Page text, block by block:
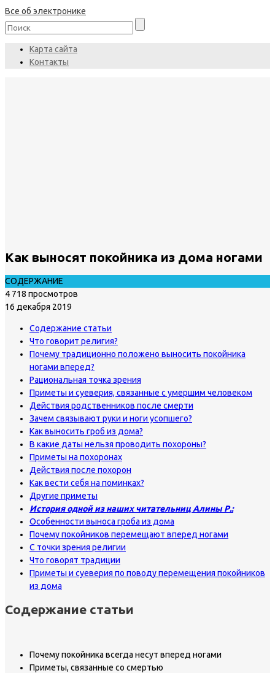
Все об электронике
Карта сайта
Контакты
Как выносят покойника из дома ногами
СОДЕРЖАНИЕ
4 718 просмотров
16 декабря 2019
Содержание статьи
Что говорит религия?
Почему традиционно положено выносить покойника
ногами вперед?
Рациональная точка зрения
Приметы и суеверия, связанные с умершим человеком
Действия родственников после смерти
Зачем связывают руки и ноги усопшего?
Как выносить гроб из дома?
В какие даты нельзя проводить похороны?
Приметы на похоронах
Действия после похорон
Как вести себя на поминках?
Другие приметы
История одной из наших читательниц Алины Р.:
Особенности выноса гроба из дома
Почему покойников перемещают вперед ногами
С точки зрения религии
Что говорят традиции
Приметы и суеверия по поводу перемещения покойников
из дома
Содержание статьи
Почему покойника всегда несут вперед ногами
Приметы, связанные со смертью